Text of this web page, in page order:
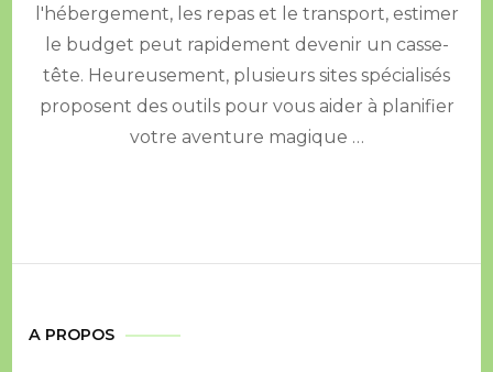
l'hébergement, les repas et le transport, estimer
le budget peut rapidement devenir un casse-
tête. Heureusement, plusieurs sites spécialisés
proposent des outils pour vous aider à planifier
votre aventure magique …
A PROPOS